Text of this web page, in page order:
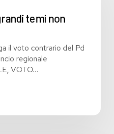
temi non
il voto contrario del Pd
regionale
VOTO…